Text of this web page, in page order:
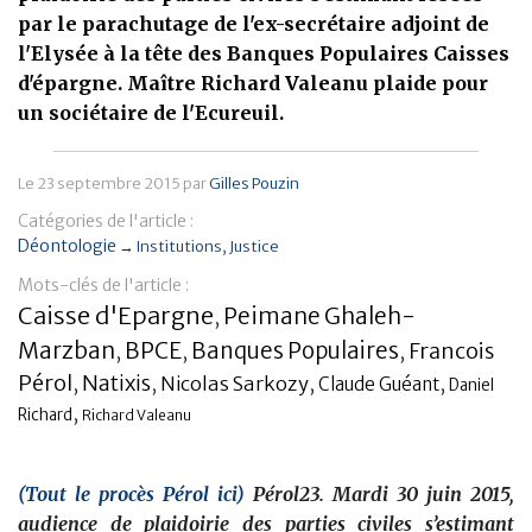
Banque
par le parachutage de l'ex-secrétaire adjoint de
l'Elysée à la tête des Banques Populaires Caisses
d'épargne. Maître Richard Valeanu plaide pour
un sociétaire de l'Ecureuil.
Le 23 septembre 2015 parGilles Pouzin
Catégories de l'article :
Déontologie → Institutions Justice
Mots-clés de l'article :
Caisse d'Epargne, Peimane Ghaleh-
Marzban, BPCE, Banques Populaires, Francois
Pérol, Natixis, Nicolas Sarkozy, Claude Guéant, Daniel
Richard , Richard Valeanu
(Tout le procès Pérol ici) Pérol23. Mardi 30 juin 2015,
audience de plaidoirie des parties civiles s’estimant